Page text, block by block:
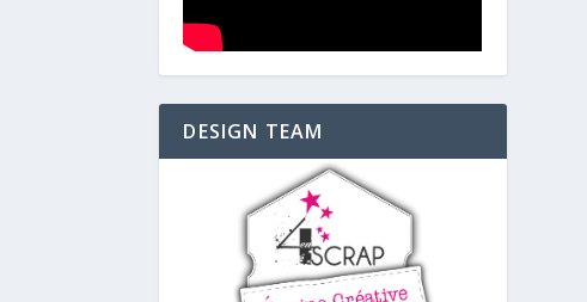
DESIGN TEAM